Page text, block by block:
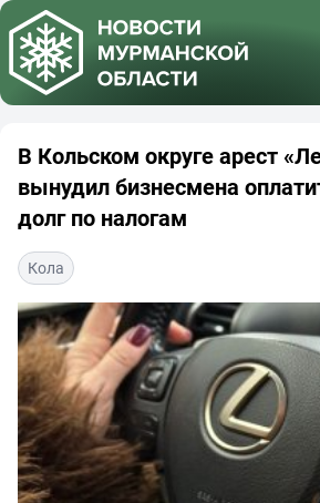
В Кольском округе арест
вынудил бизнесмена
долг по налогам
Кола